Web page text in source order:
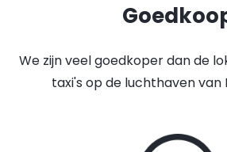
We zijn veel goedkoper dan de
taxi's op de luchthaven van